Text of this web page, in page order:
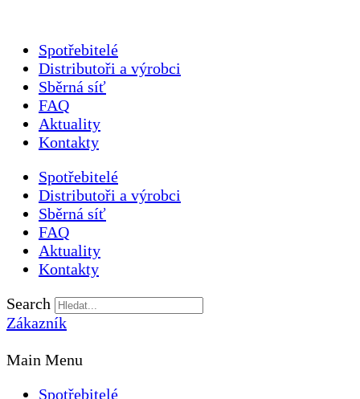
Spotřebitelé
Distributoři a výrobci
Sběrná síť
FAQ
Aktuality
Kontakty
Spotřebitelé
Distributoři a výrobci
Sběrná síť
FAQ
Aktuality
Kontakty
Search
Zákazník
Main Menu
Spotřebitelé